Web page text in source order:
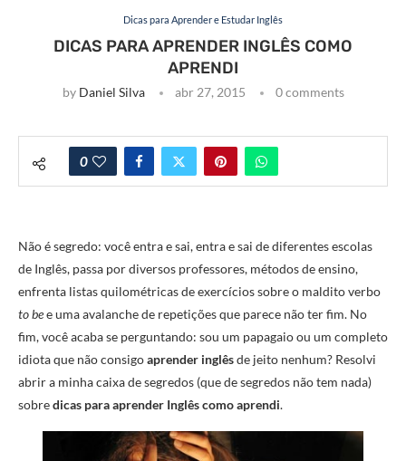
Dicas para Aprender e Estudar Inglês
DICAS PARA APRENDER INGLÊS COMO
APRENDI
by Daniel Silva abr 27, 2015 0 comments
0
Não é segredo: você entra e sai, entra e sai de diferentes escolas
de Inglês, passa por diversos professores, métodos de ensino,
enfrenta listas quilométricas de exercícios sobre o maldito verbo
to bee uma avalanche de repetições que parece não ter fim. No
fim, você acaba se perguntando: sou um papagaio ou um completo
idiota que não consigoaprender inglêsde jeito nenhum? Resolvi
abrir a minha caixa de segredos (que de segredos não tem nada)
sobredicas para aprender Inglês como aprendi.